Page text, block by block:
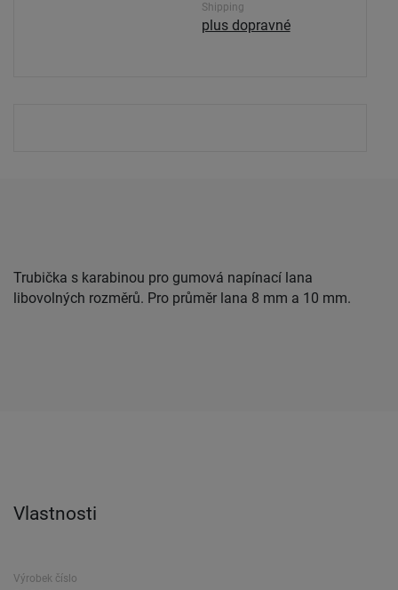
Shipping
plus dopravné
Trubička s karabinou pro gumová napínací lana
libovolných rozměrů. Pro průměr lana 8 mm a 10 mm.
Vlastnosti
Výrobek číslo